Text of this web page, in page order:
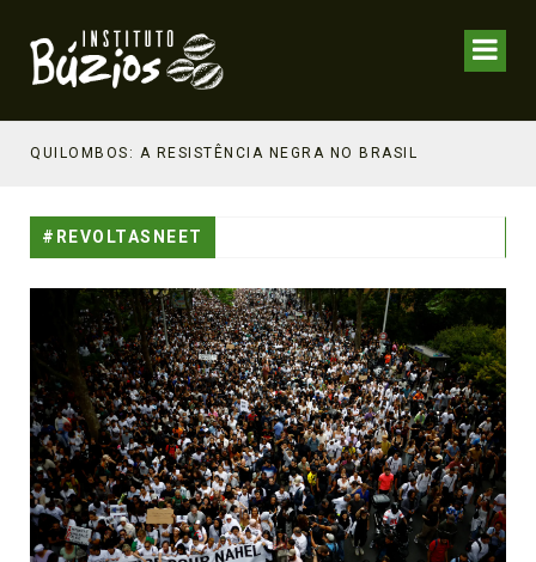
QUILOMBOS: A RESISTÊNCIA NEGRA NO BRASIL
#REVOLTASNEET